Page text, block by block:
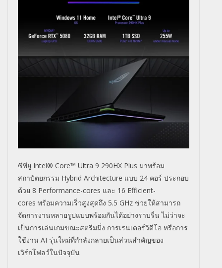
ซีพียู Intel® Core™ Ultra 9 290HX Plus มาพร้อม
สถาปัตยกรรม Hybrid Architecture แบบ 24 คอร์ ประกอบ
ด้วย 8 Performance-cores และ 16 Efficient-
cores พร้อมความเร็วสูงสุดถึง 5.5 GHz ช่วยให้สามารถ
จัดการงานหลายรูปแบบพร้อมกันได้อย่างราบรื่น ไม่ว่าจะ
เป็นการเล่นเกมขณะสตรีมมิ่ง การเรนเดอร์วิดีโอ หรือการ
ใช้งาน AI รุ่นใหม่ที่กำลังกลายเป็นส่วนสำคัญของ
เวิร์กโฟลว์ในปัจจุบัน